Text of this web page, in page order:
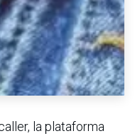
la plataforma